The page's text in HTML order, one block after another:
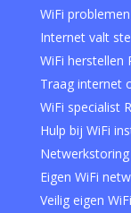
WiFi
Internet valt
WiFi herstellen
Traag internet
WiFi specialist
Hulp bij WiFi
Eigen WiFi
Veilig eigen